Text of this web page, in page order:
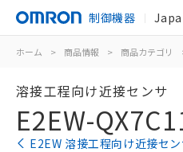
制御機器
ホーム > 商品情報 > 商品カテゴリ
溶接工程向け近接センサ
E2EW-
E2EW 溶接工程向け近接セ